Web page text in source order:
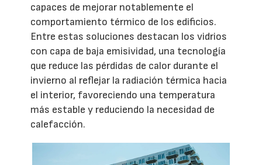
capaces de mejorar notablemente el
comportamiento térmico de los edificios.
Entre estas soluciones destacan los vidrios
con capa de baja emisividad, una tecnología
que reduce las pérdidas de calor durante el
invierno al reflejar la radiación térmica hacia
el interior, favoreciendo una temperatura
más estable y reduciendo la necesidad de
calefacción.